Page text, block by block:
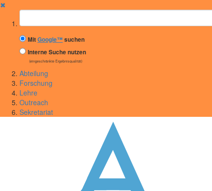
✖
Suchbegriff
MitGoogle™suchen
Interne Suche nutzen
(eingeschränkte Ergebnisqualität)
Abteilung
Forschung
Lehre
Outreach
Sekretariat